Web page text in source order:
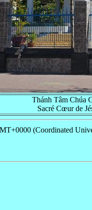
Thánh Tâm Chúa
Sacré Cœur de
(Coordinated